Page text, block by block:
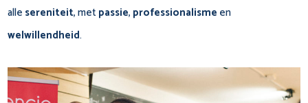
alle sereniteit, metpassie, professionalisme en
welwillendheid.